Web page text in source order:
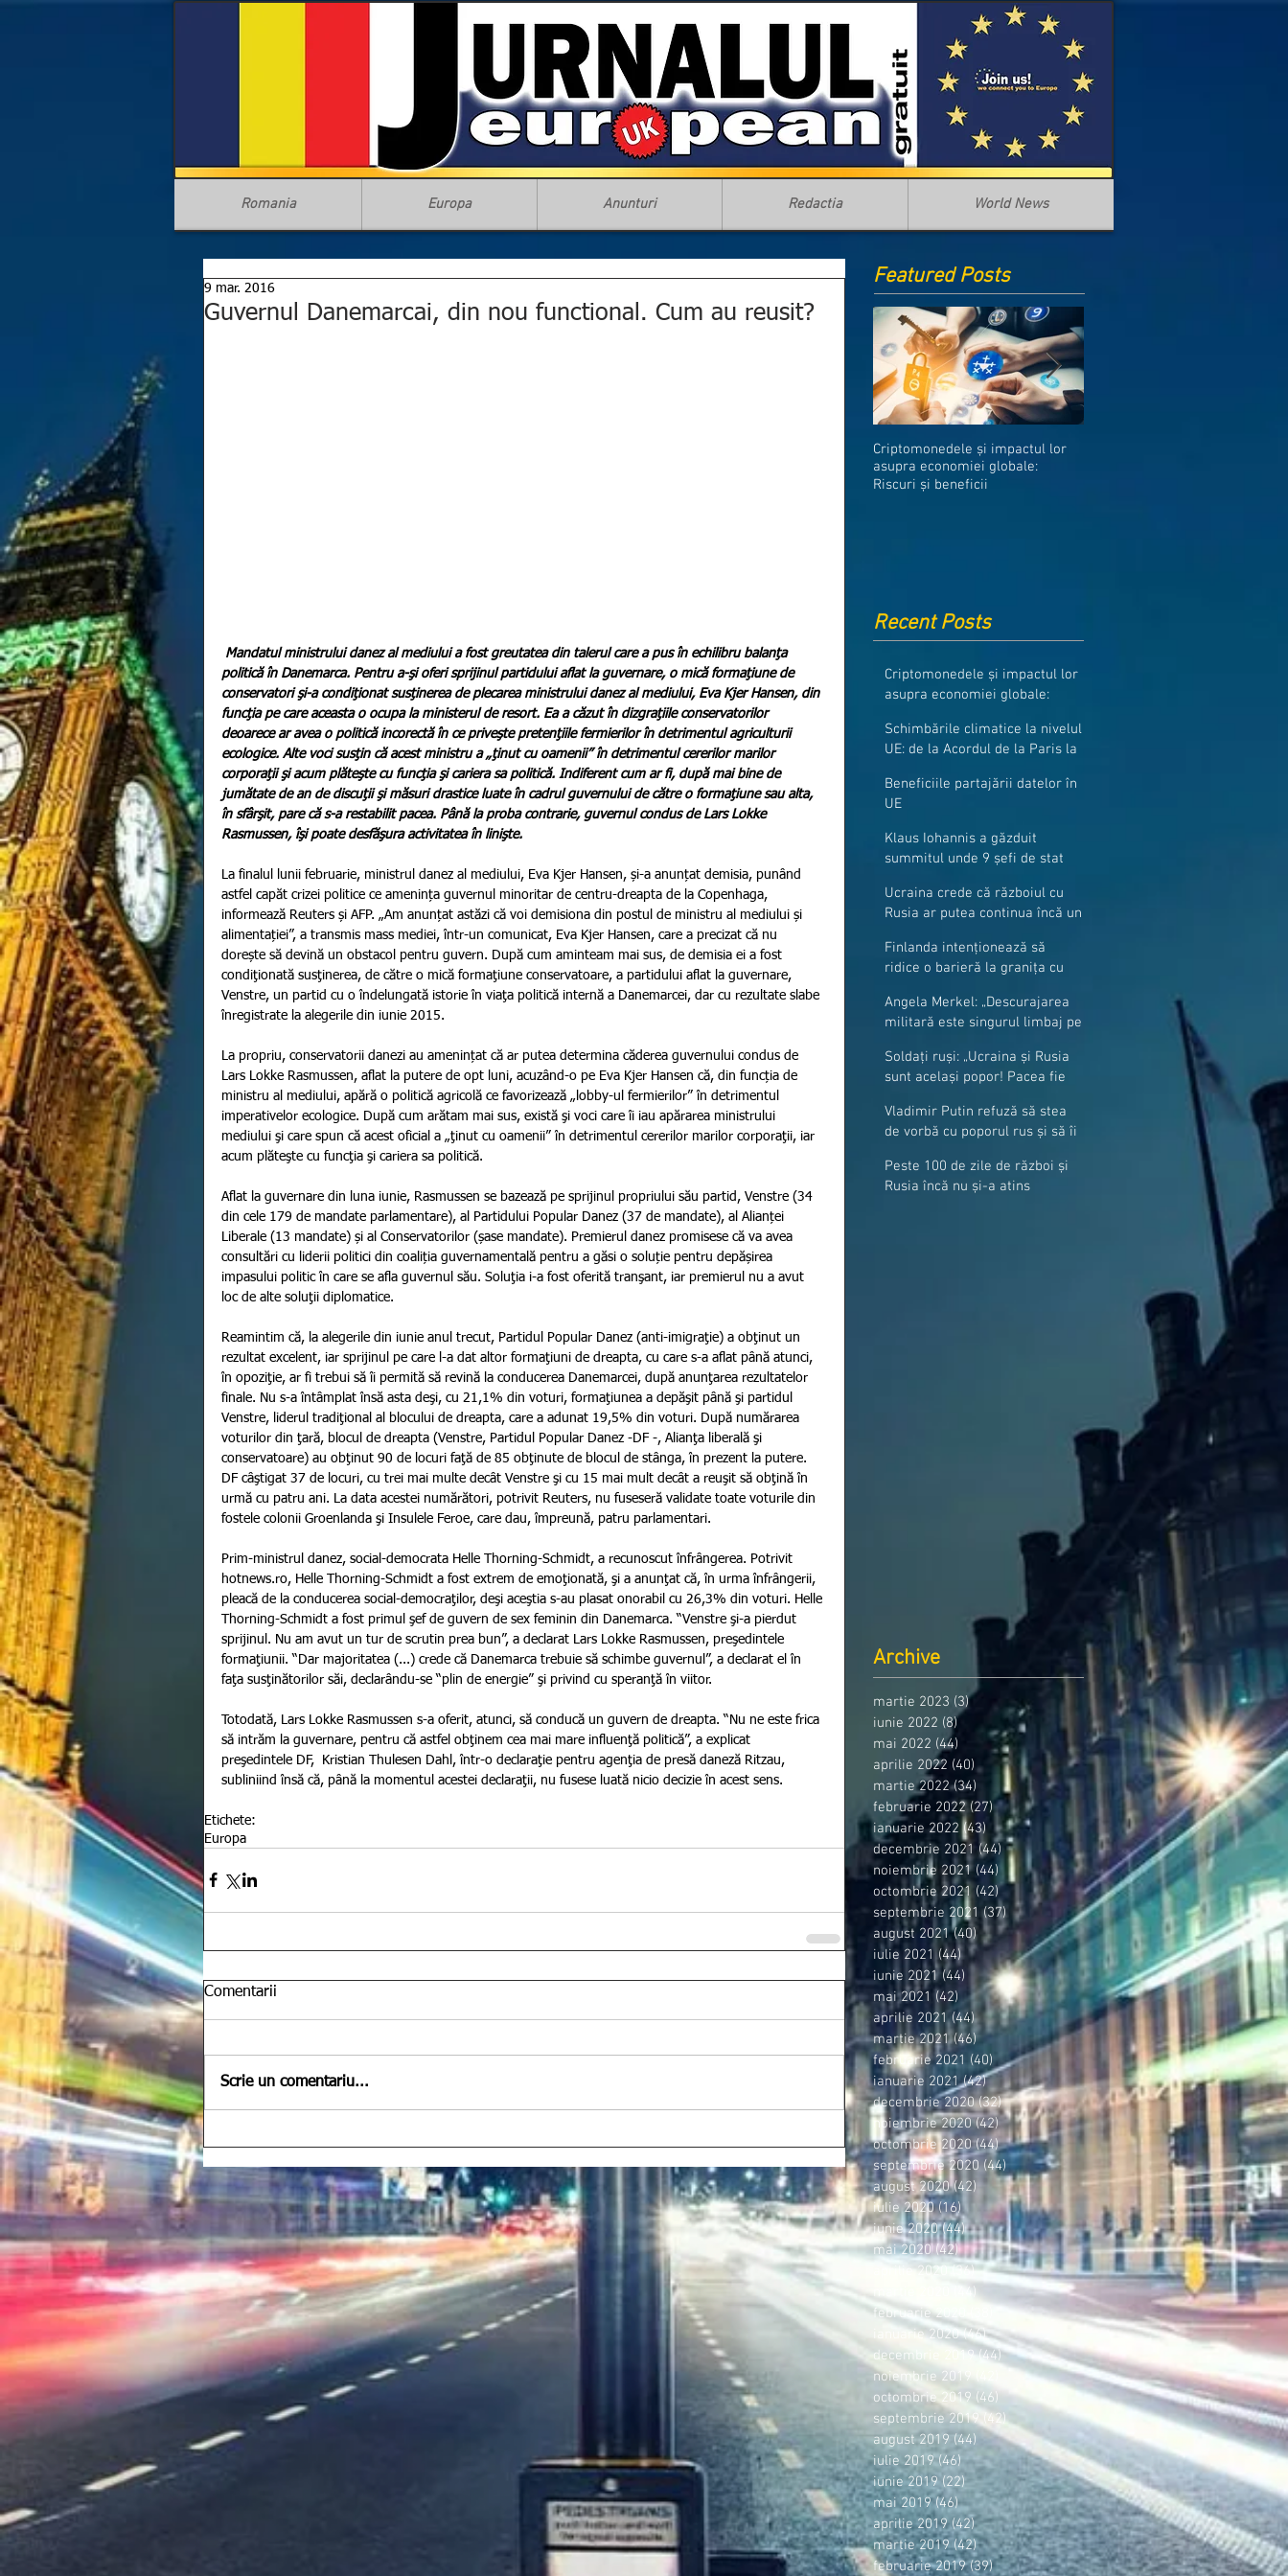
Romania Europa Anunturi Redactia World News
Guvernul Danemarcai, din nou functional. Cum au reusit?
9 mar. 2016
Mandatul ministrului danez al mediului a fost greutatea din talerul care a pus în echilibru balanţa
politică în Danemarca. Pentru a-şi oferi sprijinul partidului aflat la guvernare, o mică formaţiune de
conservatori şi-a condiţionat susţinerea de plecarea ministrului danez al mediului, Eva Kjer Hansen, din
funcţia pe care aceasta o ocupa la ministerul de resort. Ea a căzut în dizgraţiile conservatorilor
deoarece ar avea o politică incorectă în ce priveşte pretenţiile fermierilor în detrimentul agriculturii
ecologice. Alte voci susţin că acest ministru a „ţinut cu oamenii” în detrimentul cererilor marilor
corporaţii şi acum plăteşte cu funcţia şi cariera sa politică. Indiferent cum ar fi, după mai bine de
jumătate de an de discuţii şi măsuri drastice luate în cadrul guvernului de către o formaţiune sau alta,
în sfârşit, pare că s-a restabilit pacea. Până la proba contrarie, guvernul condus de Lars Lokke
Rasmussen, îşi poate desfăşura activitatea în linişte.
La finalul lunii februarie, ministrul danez al mediului, Eva Kjer Hansen, și-a anunțat demisia, punând
astfel capăt crizei politice ce amenința guvernul minoritar de centru-dreapta de la Copenhaga,
informează Reuters și AFP. „Am anunțat astăzi că voi demisiona din postul de ministru al mediului și
alimentației”, a transmis mass mediei, într-un comunicat, Eva Kjer Hansen, care a precizat că nu
dorește să devină un obstacol pentru guvern. După cum aminteam mai sus, de demisia ei a fost
condiţionată susţinerea, de către o mică formaţiune conservatoare, a partidului aflat la guvernare,
Venstre, un partid cu o îndelungată istorie în viaţa politică internă a Danemarcei, dar cu rezultate slabe
înregistrate la alegerile din iunie 2015.
La propriu, conservatorii danezi au amenințat că ar putea determina căderea guvernului condus de
Lars Lokke Rasmussen, aflat la putere de opt luni, acuzând-o pe Eva Kjer Hansen că, din funcția de
ministru al mediului, apără o politică agricolă ce favorizează „lobby-ul fermierilor” în detrimentul
imperativelor ecologice. După cum arătam mai sus, există şi voci care îi iau apărarea ministrului
mediului şi care spun că acest oficial a „ţinut cu oamenii” în detrimentul cererilor marilor corporaţii, iar
acum plăteşte cu funcţia şi cariera sa politică.
Aflat la guvernare din luna iunie, Rasmussen se bazează pe sprijinul propriului său partid, Venstre (34
din cele 179 de mandate parlamentare), al Partidului Popular Danez (37 de mandate), al Alianței
Liberale (13 mandate) și al Conservatorilor (șase mandate). Premierul danez promisese că va avea
consultări cu liderii politici din coaliția guvernamentală pentru a găsi o soluție pentru depășirea
impasului politic în care se afla guvernul său. Soluţia i-a fost oferită tranşant, iar premierul nu a avut
loc de alte soluţii diplomatice.
Reamintim că, la alegerile din iunie anul trecut, Partidul Popular Danez (anti-imigraţie) a obţinut un
rezultat excelent, iar sprijinul pe care l-a dat altor formaţiuni de dreapta, cu care s-a aflat până atunci,
în opoziţie, ar fi trebui să îi permită să revină la conducerea Danemarcei, după anunţarea rezultatelor
finale. Nu s-a întâmplat însă asta deşi, cu 21,1% din voturi, formaţiunea a depăşit până şi partidul
Venstre, liderul tradiţional al blocului de dreapta, care a adunat 19,5% din voturi. După numărarea
voturilor din ţară, blocul de dreapta (Venstre, Partidul Popular Danez -DF -, Alianţa liberală şi
conservatoare) au obţinut 90 de locuri faţă de 85 obţinute de blocul de stânga, în prezent la putere.
DF câştigat 37 de locuri, cu trei mai multe decât Venstre şi cu 15 mai mult decât a reuşit să obţină în
urmă cu patru ani. La data acestei numărători, potrivit Reuters, nu fuseseră validate toate voturile din
fostele colonii Groenlanda şi Insulele Feroe, care dau, împreună, patru parlamentari.
Prim-ministrul danez, social-democrata Helle Thorning-Schmidt, a recunoscut înfrângerea. Potrivit
hotnews.ro, Helle Thorning-Schmidt a fost extrem de emoţionată, şi a anunţat că, în urma înfrângerii,
pleacă de la conducerea social-democraţilor, deşi aceştia s-au plasat onorabil cu 26,3% din voturi. Helle
Thorning-Schmidt a fost primul şef de guvern de sex feminin din Danemarca. “Venstre şi-a pierdut
sprijinul. Nu am avut un tur de scrutin prea bun”, a declarat Lars Lokke Rasmussen, preşedintele
formaţiunii. “Dar majoritatea (...) crede că Danemarca trebuie să schimbe guvernul”, a declarat el în
faţa susţinătorilor săi, declarându-se “plin de energie” şi privind cu speranţă în viitor.
Totodată, Lars Lokke Rasmussen s-a oferit, atunci, să conducă un guvern de dreapta. “Nu ne este frica
să intrăm la guvernare, pentru că astfel obţinem cea mai mare influenţă politică”, a explicat
preşedintele DF,  Kristian Thulesen Dahl, într-o declaraţie pentru agenţia de presă daneză Ritzau,
subliniind însă că, până la momentul acestei declaraţii, nu fusese luată nicio decizie în acest sens.
Etichete:
Europa
Comentarii
Scrie un comentariu...
Featured Posts
Criptomonedele și impactul lor
asupra economiei globale:
Riscuri și beneficii
Recent Posts
Criptomonedele și impactul lor
asupra economiei globale:
Schimbările climatice la nivelul
UE: de la Acordul de la Paris la
Beneficiile partajării datelor în
UE
Klaus Iohannis a găzduit
summitul unde 9 șefi de stat
granițe
Ucraina crede că războiul cu
Rusia ar putea continua încă un
Finlanda intenționează să
ridice o barieră la granița cu
Angela Merkel: „Descurajarea
militară este singurul limbaj pe
Soldați ruși: „Ucraina și Rusia
sunt același popor! Pacea fie
Vladimir Putin refuză să stea
de vorbă cu poporul rus și să îi
Peste 100 de zile de război și
Rusia încă nu și-a atins
Archive
martie 2023 (3)3 postări
iunie 2022 (8)8 postări
mai 2022 (44) 44 postări
aprilie 2022 (40)40 postări
martie 2022 (34) 34 postări
februarie 2022 (27)27 postări
ianuarie 2022 (43) 43 postări
decembrie 2021 (44)44 postări
noiembrie 2021 (44) 44 postări
octombrie 2021 (42)42 postări
septembrie 2021 (37)37 postări
august 2021 (40)40 postări
iulie 2021 (44)44 postări
iunie 2021 (44) 44 postări
mai 2021 (42) 42 postări
aprilie 2021 (44)44 postări
martie 2021 (46)46 postări
februarie 2021 (40)40 postări
ianuarie 2021 (42)42 postări
decembrie 2020 (32)32 postări
noiembrie 2020 (42) 42 postări
octombrie 2020 (44)44 postări
septembrie 2020 (44)44 postări
august 2020 (42)42 postări
iulie 2020 (16)16 postări
iunie 2020 (44)44 postări
mai 2020 (42)42 postări
aprilie 2020 (36)36 postări
martie 2020
(44) 44 postări
februarie 2020
38 postări
ianuarie 2020 (46)46 postări
decembrie 2019 (44)44 postări
noiembrie 2019
42 postări
octombrie 2019 (46) 46 postări
septembrie 2019 (42)42 postări
august 2019 (44) 44 postări
iulie 2019 (46) 46 postări
iunie 2019 (22) 22 postări
mai 2019 (46)46 postări
aprilie 2019 (42)42 postări
martie 2019 (42)42 postări
februarie 2019 (39)39 postări